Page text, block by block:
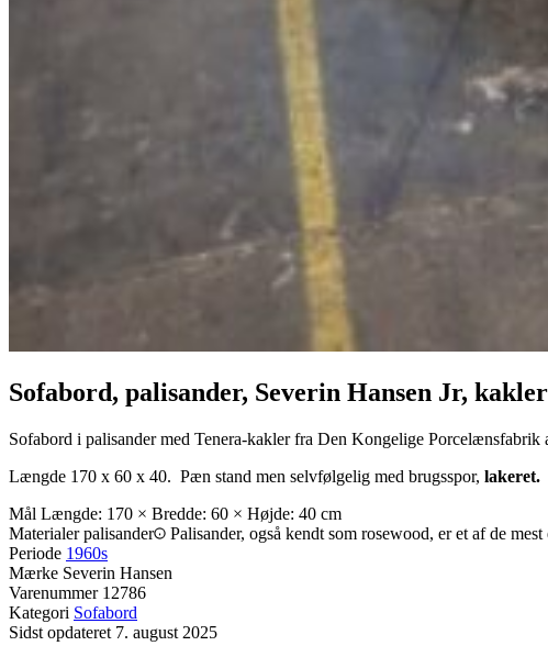
Sofabord, palisander, Severin Hansen Jr,
Sofabord i palisander med Tenera-kakler fra Den Kongelige
Længde 170 x 60 x 40. Pæn stand men selvfølgelig med brugsspor, lakeret.
Mål Længde: 170 × Bredde: 60 × Højde: 40 cm
Materialer palisander Palisander, også kendt som rosewood, er et af de
Periode 1960s
Mærke Severin Hansen
Varenummer 12786
Kategori Sofabord
Sidst opdateret 7. august 2025